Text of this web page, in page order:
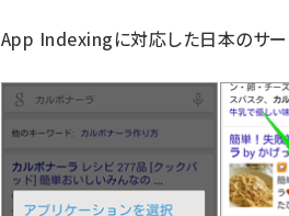
App Indexingに対応した日本のサー